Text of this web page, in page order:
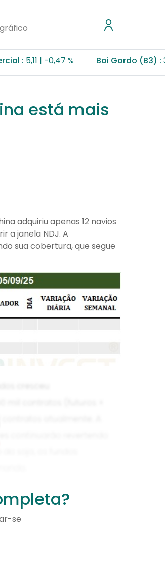
-0,47 % Boi Gordo (B3) :355,50
está mais
adquiriu apenas 12 navios
a janela NDJ. A
sua cobertura, que segue
se